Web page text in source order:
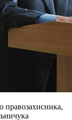
правозахисника,